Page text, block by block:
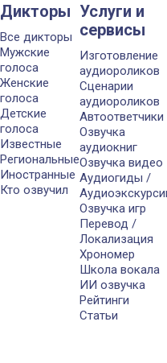
Дикторы
Все дикторы
Мужские
голоса
Женские
голоса
Детские
голоса
Известные
Региональные
Иностранные
Кто озвучил
Услуги и
сервисы
Изготовление
аудиороликов
Сценарии
аудиороликов
Автоответчики
Озвучка
аудиокниг
Озвучка видео
Аудиогиды /
Озвучка игр
Перевод /
Локализация
Хрономер
Школа вокала
ИИ озвучка
Рейтинги
Статьи